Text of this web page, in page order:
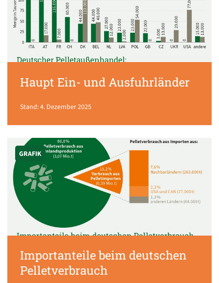
Haupt Ein- und Ausfuhrländer
Stand: 4. Dezember 2025
GRAFIK
Importanteile beim deutschen
Pelletverbrauch